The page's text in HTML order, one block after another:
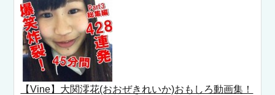
【Vine】大関澪花(おおぜきれいか)おもしろ動画集！